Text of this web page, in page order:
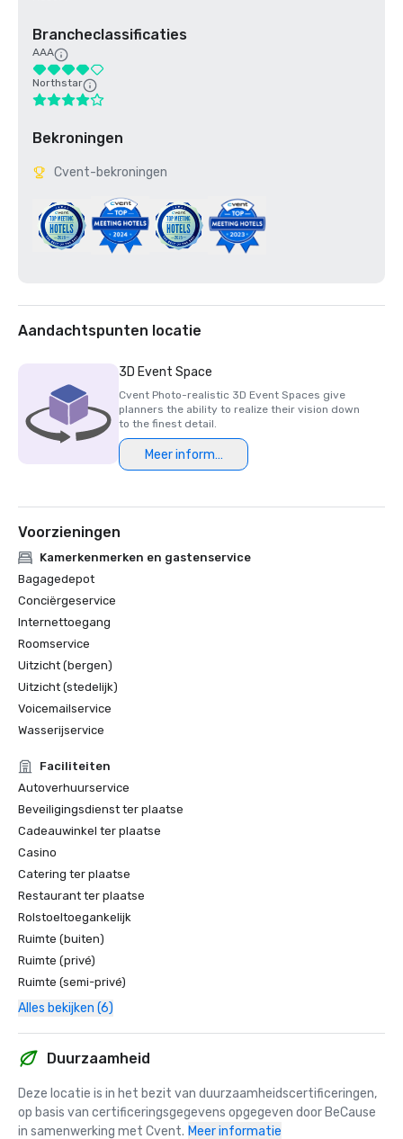
Brancheclassificaties
AAA
Northstar
Bekroningen
Cvent-bekroningen
Aandachtspunten locatie
3D Event Space
Cvent Photo-realistic 3D Event Spaces give
planners the ability to realize their vision down
to the finest detail.
Meer informatie
Voorzieningen
Kamerkenmerken en gastenservice
Bagagedepot
Conciërgeservice
Internettoegang
Roomservice
Uitzicht (bergen)
Uitzicht (stedelijk)
Voicemailservice
Wasserijservice
Faciliteiten
Autoverhuurservice
Beveiligingsdienst ter plaatse
Cadeauwinkel ter plaatse
Casino
Catering ter plaatse
Restaurant ter plaatse
Rolstoeltoegankelijk
Ruimte (buiten)
Ruimte (privé)
Ruimte (semi-privé)
Alles bekijken (6)
Duurzaamheid
Deze locatie is in het bezit van duurzaamheidscertificeringen,
op basis van certificeringsgegevens opgegeven door BeCause
in samenwerking met Cvent. Meer informatie